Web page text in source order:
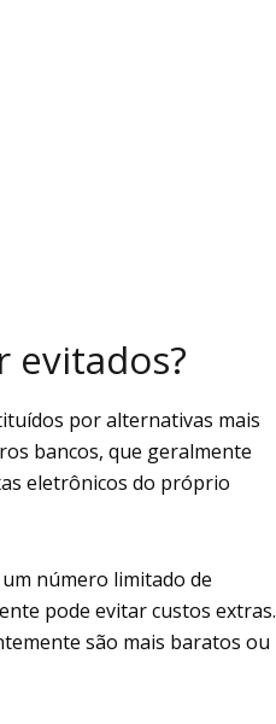
evitados?
por alternativas mais
bancos, que geralmente
eletrônicos do próprio
número limitado de
pode evitar custos extras.
são mais baratos ou